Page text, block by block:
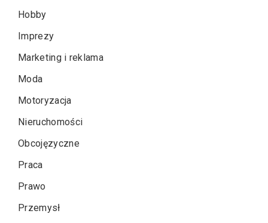
Hobby
Imprezy
Marketing i reklama
Moda
Motoryzacja
Nieruchomości
Obcojęzyczne
Praca
Prawo
Przemysł